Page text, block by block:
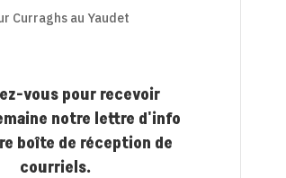
Curraghs au Yaudet
vous pour recevoir
notre lettre d'info
boîte de réception de
courriels.